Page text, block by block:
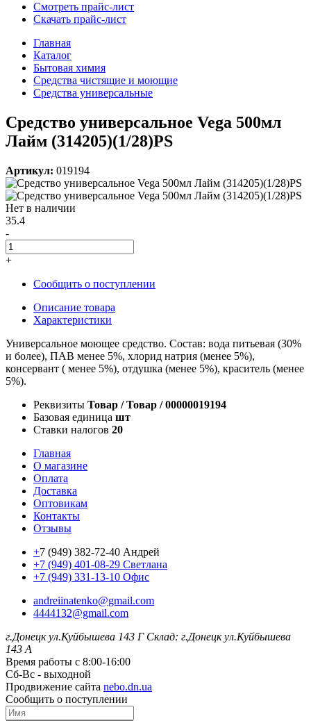
Смотреть прайс-лист
Скачать прайс-лист
Главная
Каталог
Бытовая химия
Средства чистящие и моющие
Средства универсальные
Средство универсальное Vega 500мл
Лайм (314205)(1/28)PS
Артикул: 019194
Нет в наличии
35.4
-
+
Сообщить о поступлении
Описание товара
Характеристики
Универсальное моющее средство. Состав: вода питьевая (30%
и более), ПАВ менее 5%, хлорид натрия (менее 5%),
консервант ( менее 5%), отдушка (менее 5%), краситель (менее
5%).
Реквизиты Товар / Товар / 00000019194
Базовая единица шт
Ставки налогов 20
Главная
О магазине
Оплата
Доставка
Оптовикам
Контакты
Отзывы
+7 (949) 382-72-40 Андрей
+7 (949) 401-08-29 Светлана
+7 (949) 331-13-10 Офис
andreiinatenko@gmail.com
4444132@gmail.com
г.Донецк ул.Куйбышева 143 Г Склад: г.Донецк ул.Куйбышева
143 А
Время работы с 8:00-16:00
Сб-Вс - выходной
Продвижение сайта nebo.dn.ua
Сообщить о поступлении